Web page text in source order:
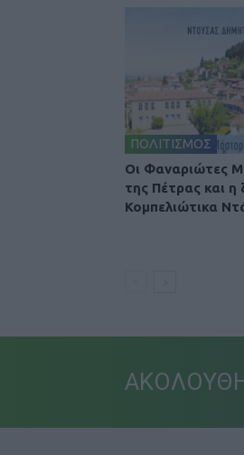
ΠΟΛΙΤΙΣΜΟΣ
Οι Φαναριώτες
της Πέτρας και
Κομπελιώτικα